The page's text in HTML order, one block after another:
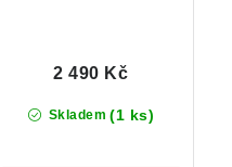
Skladem (1 ks)
2 490 Kč